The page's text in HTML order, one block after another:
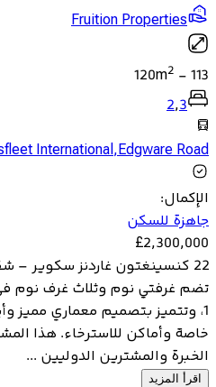
Fruition Properties
113
-
120m2
2,3
International,Edgware Road
الإكمال:
جاهزة للسكن
£2,300,000
22 كنسينغتون غاردنز سكوير –
تضم غرفتي نوم وثلاث غرف نوم
1، وتتميز بتصميم معماري مميز
خاصة وأماكن للاسترخاء. هذا
الخبرة والمشترين الدوليين ...
اقرأ المزيد